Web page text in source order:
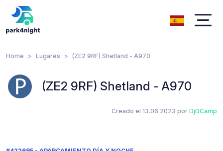
Home Lugares (ZE2 9RF) Shetland - A970
(ZE2 9RF) Shetland - A970
Creado el 13.06.2023 por DjDCamp